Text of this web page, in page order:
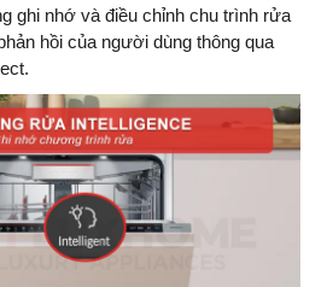
ghi nhớ và điều chỉnh chu trình rửa
hồi của người dùng thông qua